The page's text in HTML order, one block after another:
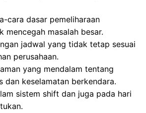
cara dasar pemeliharaan
mencegah masalah besar.
jadwal yang tidak tetap sesuai
perusahaan.
yang mendalam tentang
dan keselamatan berkendara.
sistem shift dan juga pada hari